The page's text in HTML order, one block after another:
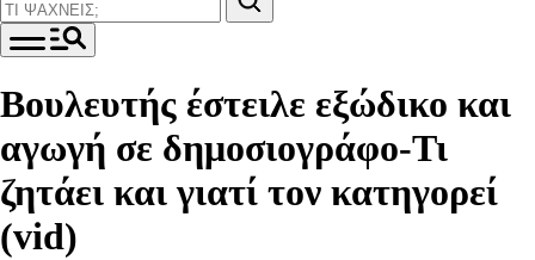
Βουλευτής έστειλε εξώδικο και
αγωγή σε δημοσιογράφο-Τι
ζητάει και γιατί τον κατηγορεί
(vid)